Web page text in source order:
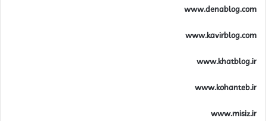
www.denablog.com
www.kavirblog.com
www.khatblog.ir
www.kohanteb.ir
www.misiz.ir